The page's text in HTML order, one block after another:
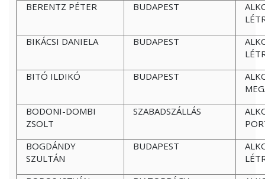
BERENTZ PÉTER
BUDAPEST
BIKÁCSI DANIELA
BUDAPEST
BITÓ ILDIKÓ
BUDAPEST
BODONI-DOMBI
ZSOLT
SZABADSZÁLLÁS
BOGDÁNDY
SZULTÁN
BUDAPEST